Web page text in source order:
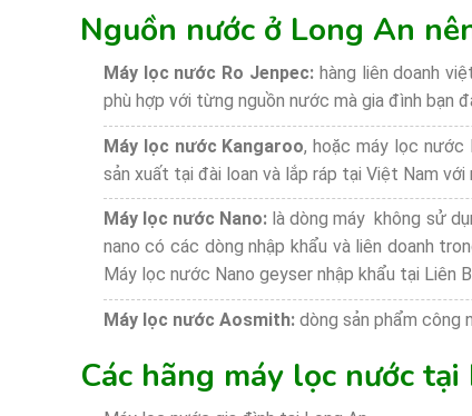
Nguồn nước ở Long An
Máy lọc nước Ro Jenpec: hàng liên doanh
phù hợp với từng nguồn nước mà gia đình bạn
Máy lọc nước Kangaroo, hoặc máy lọc nước
sản xuất tại đài loan và lắp ráp tại Việt Nam
Máy lọc nước Nano: là dòng máy không sử
nano có các dòng nhập khẩu và liên doanh
Máy lọc nước Nano geyser nhập khẩu tại Liên
Máy lọc nước Aosmith:dòng sản phẩm công
Các hãng máy lọc nước